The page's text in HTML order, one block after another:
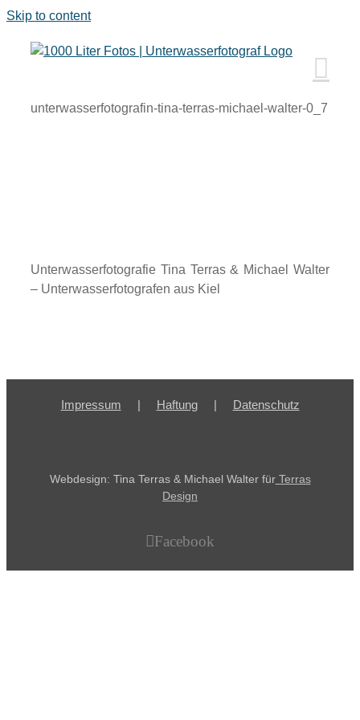
Skip to content
unterwasserfotografin-tina-terras-michael-walter-0_7
Unterwasserfotografie Tina Terras & Michael Walter
– Unterwasserfotografen aus Kiel
Impressum Haftung Datenschutz
Webdesign: Tina Terras & Michael Walter fürTerras
Design
Facebook